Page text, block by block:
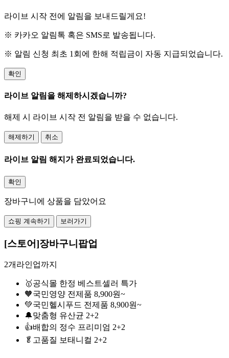
라이브 시작 전에 알림을 보내드릴게요!
※ 카카오 알림톡 혹은 SMS로 발송됩니다.
※ 알림 신청 최초 1회에 한해 적립금이 자동 지급되었습니다.
확인
라이브 알림을 해제하시겠습니까?
해제 시 라이브 시작 전 알림을 받을 수 없습니다.
해제하기 취소
라이브 알림 해지가 완료되었습니다.
확인
장바구니에 상품을 담았어요
쇼핑 계속하기 보러가기
[스토어]장바구니팝업
2개라인업까지
🥇공식몰 한정 베스트셀러 특가
🧡국민영양 전제품 8,900원~
💚국민헬시푸드 전제품 8,900원~
🔔맞춤형 유산균 2+2
👍배합의 정수 프리미엄 2+2
🥬고품질 보태니컬 2+2